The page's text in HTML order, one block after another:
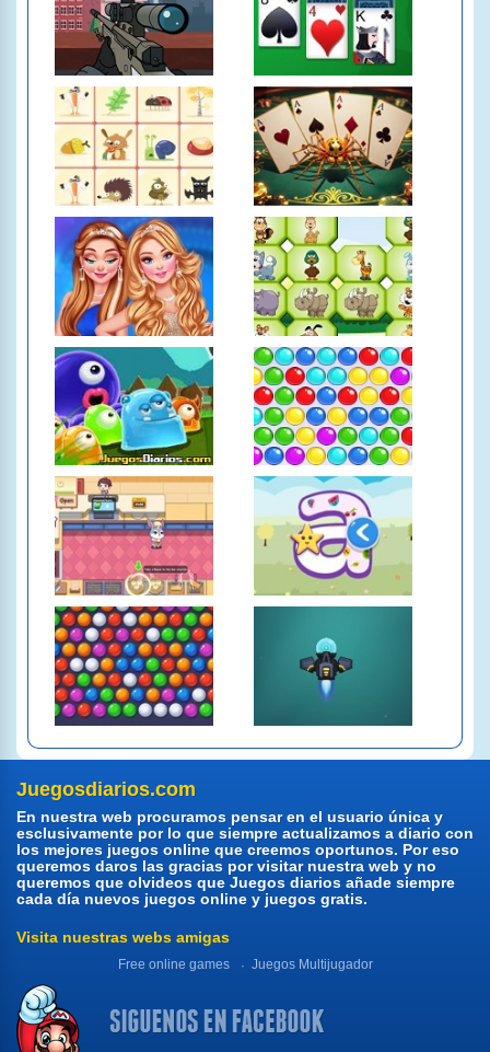
Juegosdiarios.com
En nuestra web procuramos pensar en el usuario única y
esclusivamente por lo que siempre actualizamos a diario con
los mejores juegos online que creemos oportunos. Por eso
queremos daros las gracias por visitar nuestra web y no
queremos que olvideos que Juegos diarios añade siempre
cada día nuevos juegos online y juegos gratis.
Visita nuestras webs amigas
Free online games Juegos Multijugador